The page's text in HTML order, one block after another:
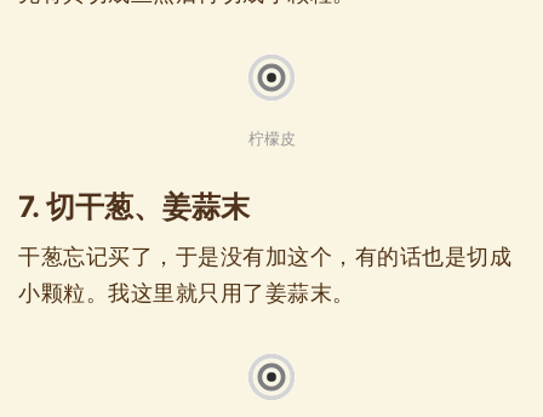
柠檬皮
7. 切干葱、姜蒜末
干葱忘记买了，于是没有加这个，有的话也是切成
小颗粒。我这里就只用了姜蒜末。